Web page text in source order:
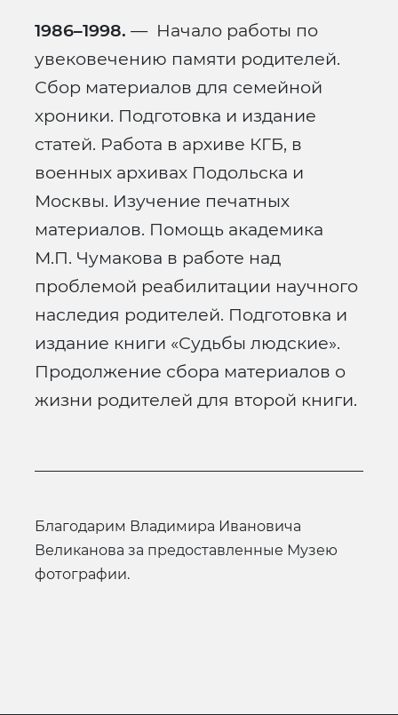
1986–1998. — Начало работы по
увековечению памяти родителей.
Сбор материалов для семейной
хроники. Подготовка и издание
статей. Работа в архиве КГБ, в
военных архивах Подольска и
Москвы. Изучение печатных
материалов. Помощь академика
М.П. Чумакова в работе над
проблемой реабилитации научного
наследия родителей. Подготовка и
издание книги «Судьбы людские».
Продолжение сбора материалов о
жизни родителей для второй книги.
Благодарим Владимира Ивановича
Великанова за предоставленные Музею
фотографии.